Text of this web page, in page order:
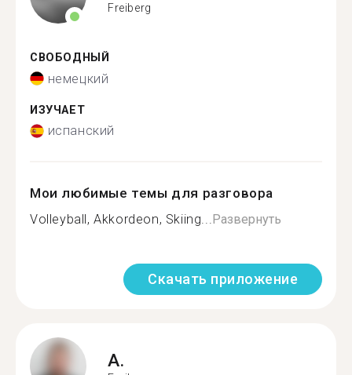
Freiberg
СВОБОДНЫЙ
немецкий
ИЗУЧАЕТ
испанский
Мои любимые темы для разговора
Volleyball, Akkordeon, Skiing...Развернуть
Скачать приложение
A.